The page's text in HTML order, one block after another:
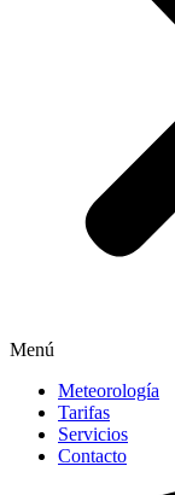
Menú
Meteorología
Tarifas
Servicios
Contacto